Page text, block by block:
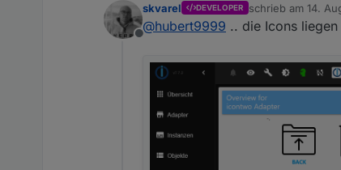
Wo genau kann man
Offline
skvarel DEVELOPER schrieb am 14.
zuletzt editiert von
@hubert9999 .. die Icons